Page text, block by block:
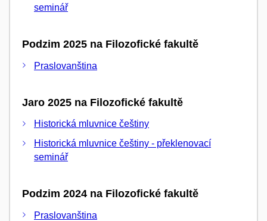
seminář
Podzim 2025 na Filozofické fakultě
Praslovanština
Jaro 2025 na Filozofické fakultě
Historická mluvnice češtiny
Historická mluvnice češtiny - překlenovací
seminář
Podzim 2024 na Filozofické fakultě
Praslovanština